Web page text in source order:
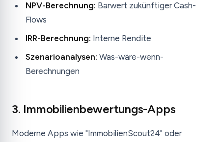
NPV-Berechnung: Barwert zukünftiger Cash-
Flows
IRR-Berechnung: Interne Rendite
Szenarioanalysen: Was-wäre-wenn-
Berechnungen
3. Immobilienbewertungs-Apps
Moderne Apps wie "ImmobilienScout24" oder